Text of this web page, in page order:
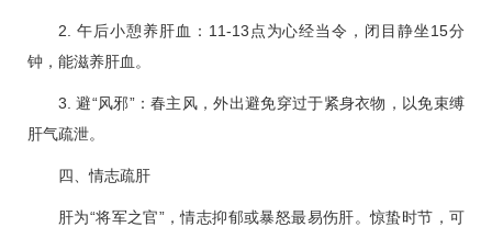
2. 午后小憩养肝血：11-13点为心经当令，闭目静坐15分
钟，能滋养肝血。
3. 避“风邪”：春主风，外出避免穿过于紧身衣物，以免束缚
肝气疏泄。
四、情志疏肝
肝为“将军之官”，情志抑郁或暴怒最易伤肝。惊蛰时节，可